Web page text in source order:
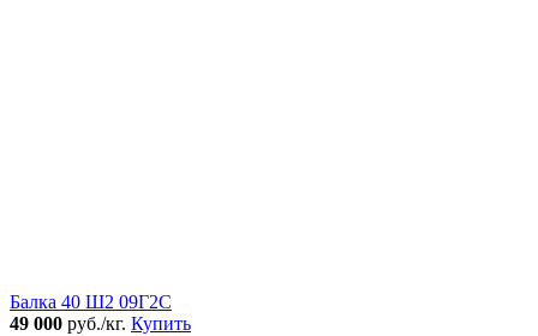
Балка 40 Ш2 09Г2С
49 000 руб./кг. Купить